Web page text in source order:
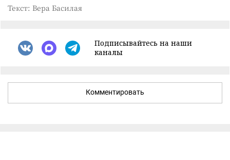
Текст: Вера Басилая
Подписывайтесь на наши
каналы
Комментировать